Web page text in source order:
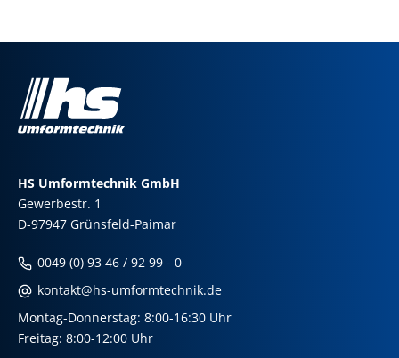
HS Umformtechnik GmbH
Gewerbestr. 1
D-97947 Grünsfeld-Paimar
0049 (0) 93 46 / 92 99 - 0
kontakt@hs-umformtechnik.de
Montag-Donnerstag: 8:00-16:30 Uhr
Freitag: 8:00-12:00 Uhr